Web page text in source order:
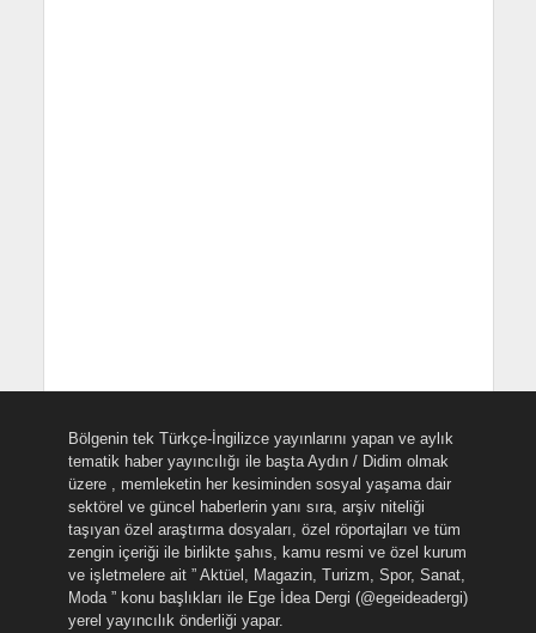
Bölgenin tek Türkçe-İngilizce yayınlarını yapan ve aylık
tematik haber yayıncılığı ile başta Aydın / Didim olmak
üzere , memleketin her kesiminden sosyal yaşama dair
sektörel ve güncel haberlerin yanı sıra, arşiv niteliği
taşıyan özel araştırma dosyaları, özel röportajları ve tüm
zengin içeriği ile birlikte şahıs, kamu resmi ve özel kurum
ve işletmelere ait ” Aktüel, Magazin, Turizm, Spor, Sanat,
Moda ” konu başlıkları ile Ege İdea Dergi (@egeideadergi)
yerel yayıncılık önderliği yapar.